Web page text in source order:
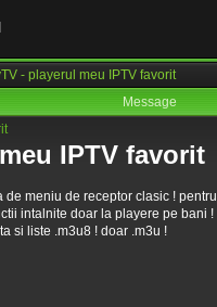
- playerul meu IPTV favorit
Message
IPTV favorit
de meniu de receptor clasic ! pentru
intalnite doar la playere pe bani !
si liste .m3u8 ! doar .m3u !